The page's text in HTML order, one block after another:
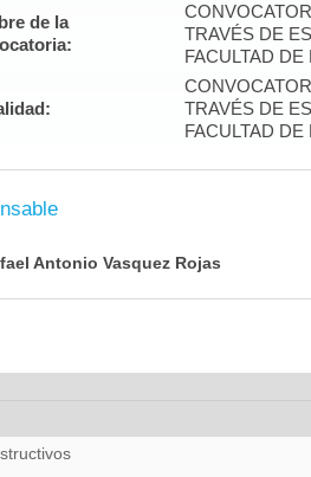
de la
TRAVÉS DE
FACULTAD
TRAVÉS DE
FACULTAD
Antonio Vasquez Rojas